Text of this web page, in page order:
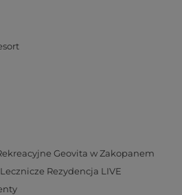
Geovita w Zakopanem
Rezydencja LIVE